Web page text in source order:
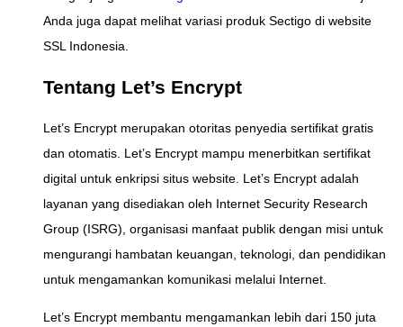
Anda juga dapat melihat variasi produk Sectigo di website
SSL Indonesia.
Tentang Let’s Encrypt
Let’s Encrypt merupakan otoritas penyedia sertifikat gratis
dan otomatis. Let’s Encrypt mampu menerbitkan sertifikat
digital untuk enkripsi situs website. Let’s Encrypt adalah
layanan yang disediakan oleh Internet Security Research
Group (ISRG), organisasi manfaat publik dengan misi untuk
mengurangi hambatan keuangan, teknologi, dan pendidikan
untuk mengamankan komunikasi melalui Internet.
Let’s Encrypt membantu mengamankan lebih dari 150 juta